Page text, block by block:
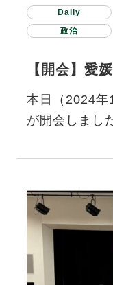
Daily
政治
【開会】愛
本日（2024年
が開会しまし
99億1800万